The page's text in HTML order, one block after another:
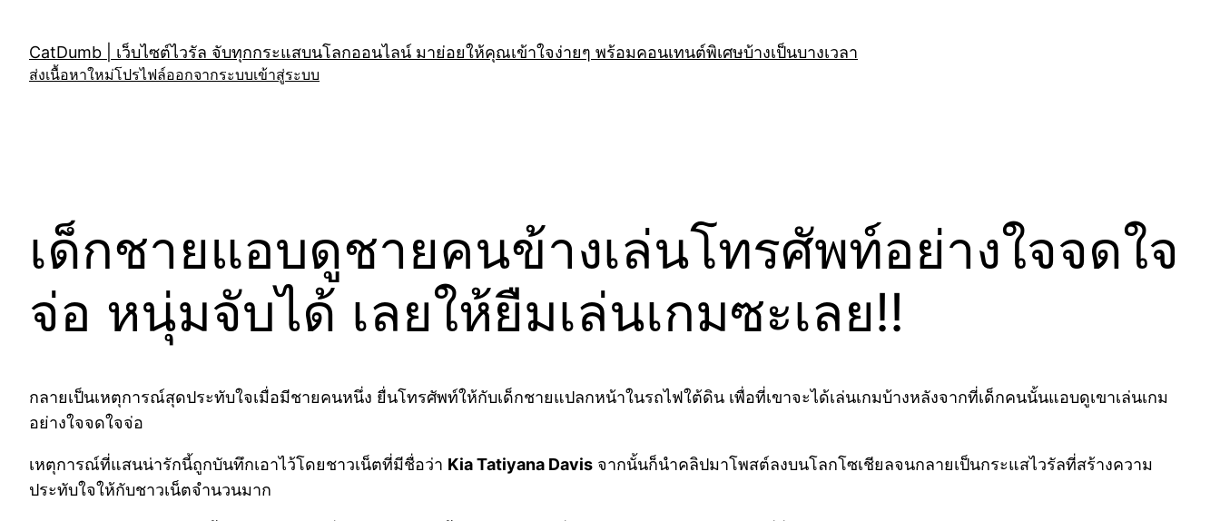
content
CatDumb | เว็บไซต์ไวรัล จับทุกกระแสบนโลกออนไลน์ มาย่อยให้คุณเข้าใจง่ายๆ พร้อมคอนเทนต์พิเศษบ้างเป็นบางเวลา
ส่งเนื้อหาใหม่โปรไฟล์ออกจากระบบเข้าสู่ระบบ
เด็กชายแอบดูชายคนข้างเล่นโทรศัพท์อย่างใจจดใจ
จ่อ หนุ่มจับได้ เลยให้ยืมเล่นเกมซะเลย!!
กลายเป็นเหตุการณ์สุดประทับใจเมื่อมีชายคนหนึ่ง ยื่นโทรศัพท์ให้กับเด็กชายแปลกหน้าในรถไฟใต้ดิน เพื่อที่เขาจะได้เล่นเกมบ้างหลังจากที่เด็กคนนั้นแอบดูเขาเล่นเกม
อย่างใจจดใจจ่อ
เหตุการณ์ที่แสนน่ารักนี้ถูกบันทึกเอาไว้โดยชาวเน็ตที่มีชื่อว่า Kia Tatiyana Davis จากนั้นก็นำคลิปมาโพสต์ลงบนโลกโซเชียลจนกลายเป็นกระแสไวรัลที่สร้างความ
ประทับใจให้กับชาวเน็ตจำนวนมาก